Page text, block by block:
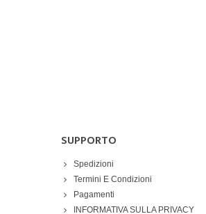
SUPPORTO
Spedizioni
Termini E Condizioni
Pagamenti
INFORMATIVA SULLA PRIVACY